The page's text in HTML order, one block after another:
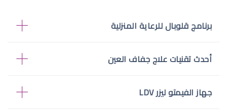
برنامج قلوبال للرعاية المنزلية
أحدث تقنيات علاج جفاف العين
جهاز الفيمتو ليزر LDV